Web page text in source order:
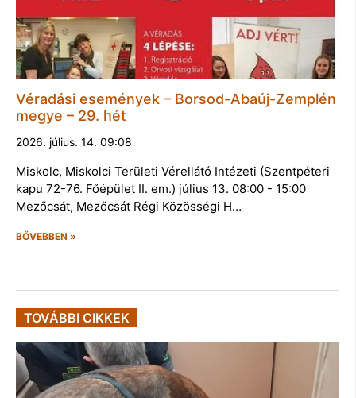
Véradási események – Borsod-Abaúj-Zemplén
megye – 29. hét
2026. július. 14. 09:08
Miskolc, Miskolci Területi Vérellátó Intézeti (Szentpéteri
kapu 72-76. Főépület II. em.) július 13. 08:00 - 15:00
Mezőcsát, Mezőcsát Régi Közösségi H…
BŐVEBBEN »
TOVÁBBI CIKKEK